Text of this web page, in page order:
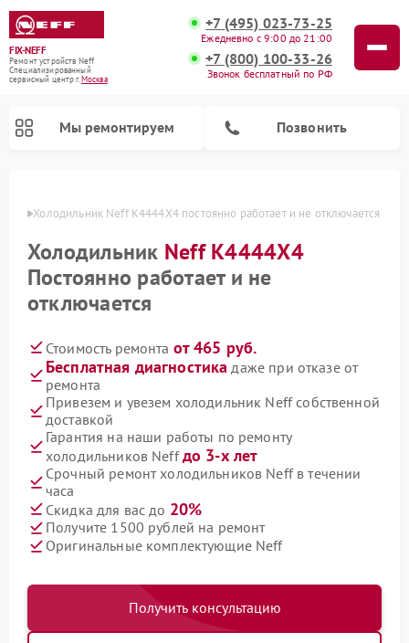
FIX-NEFF
Ремонт устройств Neff
Специализированный
cервисный центр г.Москва
+7 (495) 023-73-25
Ежедневно с 9:00 до 21:00
+7 (800) 100-33-26
Звонок бесплатный по РФ
Мы ремонтируем Позвонить
Холодильник Neff K4444X4 постоянно работает и не отключается
Холодильник Neff K4444X4
Постоянно работает и не
отключается
Стоимость ремонта от 465 руб.
Бесплатная диагностика даже при отказе от
ремонта
Привезем и увезем холодильник Neff собственной
доставкой
Гарантия на наши работы по ремонту
холодильников Neffдо 3-х лет
Срочный ремонт холодильников Neff в течении
часа
Скидка для вас до 20%
Получите 1500 рублей на ремонт
Оригинальные комплектующие Neff
Получить консультацию